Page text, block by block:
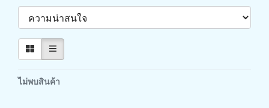
ไม่พบสินค้า